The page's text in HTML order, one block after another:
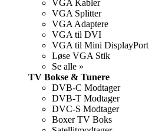
VGA Kabler
VGA Splitter
VGA Adaptere
VGA til DVI
VGA til Mini DisplayPort
Løse VGA Stik
Se alle »
TV Bokse & Tunere
DVB-C Modtager
DVB-T Modtager
DVC-S Modtager
Boxer TV Boks